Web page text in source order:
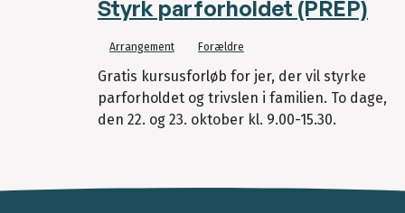
Styrk parforholdet (PREP)
Arrangement Forældre
Gratis kursusforløb for jer, der vil styrke
parforholdet og trivslen i familien. To dage,
den 22. og 23. oktober kl. 9.00-15.30.